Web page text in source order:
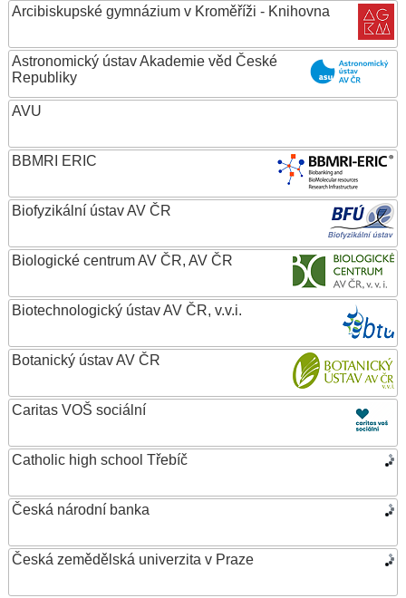
Arcibiskupské gymnázium v Kroměříži - Knihovna
Astronomický ústav Akademie věd České
Republiky
AVU
BBMRI ERIC
Biofyzikální ústav AV ČR
Biologické centrum AV ČR, AV ČR
Biotechnologický ústav AV ČR, v.v.i.
Botanický ústav AV ČR
Caritas VOŠ sociální
Catholic high school Třebíč
Česká národní banka
Česká zemědělská univerzita v Praze